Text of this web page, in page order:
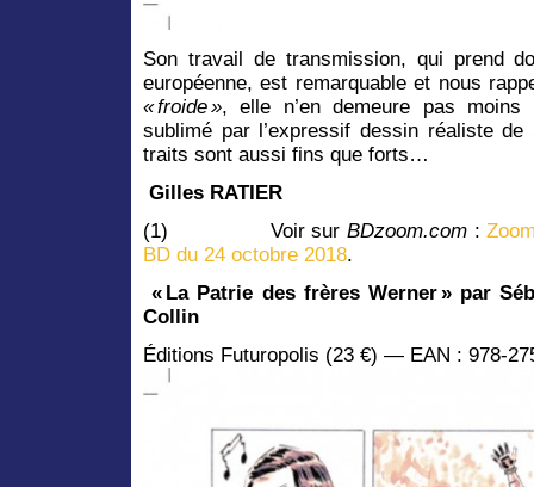
Son travail de transmission, qui prend
européenne, est remarquable et nous
« froide », elle n’en demeure pas
sublimé par l’expressif dessin réaliste
traits sont aussi fins que forts…
Gilles RATIER
(1) Voir surBDzoom.com :
BD du 24 octobre 2018.
« La Patrie des frères Werner » par
Collin
Éditions Futuropolis (23 €) — EAN : 978-